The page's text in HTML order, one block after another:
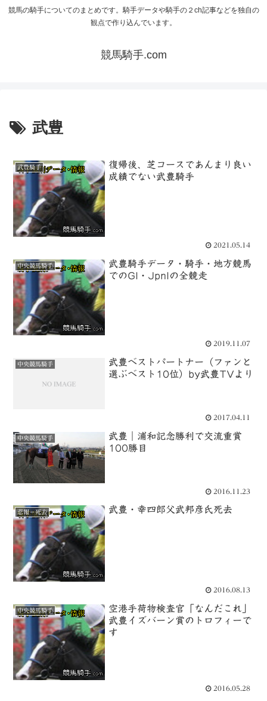
競馬の騎手についてのまとめです。騎手データや騎手の２ch記事などを独自の
観点で作り込んでいます。
競馬騎手.com
武豊
武豊騎手
復帰後、芝コースであんまり良い
成績でない武豊騎手
2021.05.14
中央競馬騎手
武豊騎手データ・騎手・地方競馬
でのGI・JpnIの全競走
2019.11.07
中央競馬騎手
武豊ベストパートナー（ファンと
選ぶベスト10位）by武豊TVより
2017.04.11
中央競馬騎手
武豊｜浦和記念勝利で交流重賞
100勝目
2016.11.23
悲報－死去 武豊・幸四郎父武邦彦氏死去
2016.08.13
中央競馬騎手
空港手荷物検査官「なんだこれ」
武豊イズバーン賞のトロフィーで
す
2016.05.28